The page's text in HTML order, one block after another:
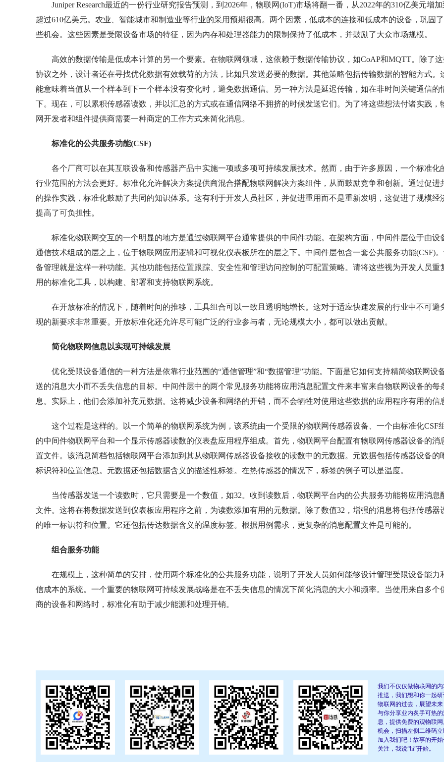
Juniper Research最近的一份行业研究报告预测，到2026年，物联网(IoT)市场将翻一番，从2022年的310亿美元增加
超过610亿美元。农业、智能城市和制造业等行业的采用预期很高。两个因素，低成本的连接和低成本的设备，巩固
些机会。这些因素是受限设备市场的特征，因为内存和处理器能力的限制保持了低成本，并鼓励了大众市场规模。
高效的数据传输是低成本计算的另一个要素。在物联网领域，这依赖于数据传输协议，如CoAP和MQTT。除了
协议之外，设计者还在寻找优化数据有效载荷的方法，比如只发送必要的数据。其他策略包括传输数据的智能方式。
能意味着当值从一个样本到下一个样本没有变化时，避免数据通信。另一种方法是延迟传输，如在非时间关键通信的
下。现在，可以累积传感器读数，并以汇总的方式或在通信网络不拥挤的时候发送它们。为了将这些想法付诸实践，
网开发者和组件提供商需要一种商定的工作方式来简化消息。
标准化的公共服务功能(CSF)
各个厂商可以在其互联设备和传感器产品中实施一项或多项可持续发展技术。然而，由于许多原因，一个标准化
行业范围的方法会更好。标准化允许解决方案提供商混合搭配物联网解决方案组件，从而鼓励竞争和创新。通过促进
的操作实践，标准化鼓励了共同的知识体系。这有利于开发人员社区，并促进重用而不是重新发明，这促进了规模经
提高了可负担性。
标准化物联网交互的一个明显的地方是通过物联网平台通常提供的中间件功能。在架构方面，中间件层位于由设
通信技术组成的层之上，位于物联网应用逻辑和可视化仪表板所在的层之下。中间件层包含一套公共服务功能(CSF)
备管理就是这样一种功能。其他功能包括位置跟踪、安全性和管理访问控制的可配置策略。请将这些视为开发人员重
用的标准化工具，以构建、部署和支持物联网系统。
在开放标准的情况下，随着时间的推移，工具组合可以一致且透明地增长。这对于适应快速发展的行业中不可避
现的新要求非常重要。开放标准化还允许尽可能广泛的行业参与者，无论规模大小，都可以做出贡献。
简化物联网信息以实现可持续发展
优化受限设备通信的一种方法是依靠行业范围的“通信管理”和“数据管理”功能。下面是它如何支持精简物联网设
送的消息大小而不丢失信息的目标。中间件层中的两个常见服务功能将应用消息配置文件来丰富来自物联网设备的每
息。实际上，他们会添加补充元数据。这将减少设备和网络的开销，而不会牺牲对使用这些数据的应用程序有用的信
这个过程是这样的。以一个简单的物联网系统为例，该系统由一个受限的物联网传感器设备、一个由标准化CSF
的中间件物联网平台和一个显示传感器读数的仪表盘应用程序组成。首先，物联网平台配置有物联网传感器设备的消
置文件。该消息简档包括物联网平台添加到其从物联网传感器设备接收的读数中的元数据。元数据包括传感器设备的
标识符和位置信息。元数据还包括数据含义的描述性标签。在热传感器的情况下，标签的例子可以是温度。
当传感器发送一个读数时，它只需要是一个数值，如32。收到读数后，物联网平台内的公共服务功能将应用消息
文件。这将在将数据发送到仪表板应用程序之前，为读数添加有用的元数据。除了数值32，增强的消息将包括传感器
的唯一标识符和位置。它还包括传达数据含义的温度标签。根据用例需求，更复杂的消息配置文件是可能的。
组合服务功能
在规模上，这种简单的安排，使用两个标准化的公共服务功能，说明了开发人员如何能够设计管理受限设备能力
信成本的系统。一个重要的物联网可持续发展战略是在不丢失信息的情况下简化消息的大小和频率。当使用来自多个
商的设备和网络时，标准化有助于减少能源和处理开销。
我们不仅仅做物联网的
推送，我们想和你一起
物联网的过去，展望未来
与你分享业内炙手可热
息，提供免费的观物联网
机会，扫描左侧二维码立
加入我们吧！故事的开
关注，我说“hi”开始。